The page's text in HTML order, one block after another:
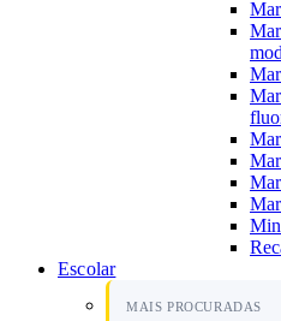
Escolar
MAIS PROCURADAS